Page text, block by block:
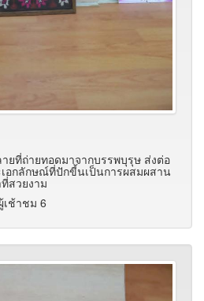
ยที่ถ่ายทอดมาจากบรรพบุรุษ ส่งต่อ
อกลักษณ์ที่ปักขี้นเป็นการผสมผสาน
สวยงาม
เช้าชม 6